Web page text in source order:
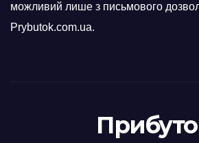
можливий лише з письмового
Prybutok.com.ua.